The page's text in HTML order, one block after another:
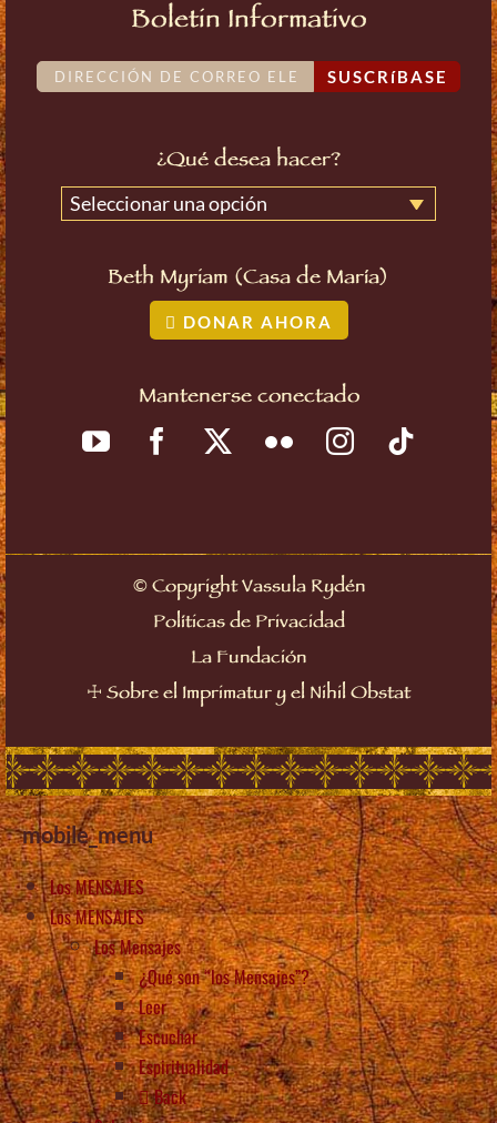
Boletin Informativo
SUSCRíBASE
¿Qué desea hacer?
Seleccionar una opción
Beth Myriam (Casa de María)
DONAR AHORA
Mantenerse conectado
©Copyright Vassula Rydén
Políticas de Privacidad
La Fundación
☩ Sobre el Imprimatur y el Nihil Obstat
mobile_menu
Los MENSAJES
Los MENSAJES
Los Mensajes
¿Qué son “los Mensajes”?
Leer
Escuchar
Espiritualidad
Back